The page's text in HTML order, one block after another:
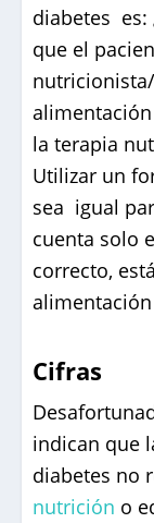
diabetes es:
que el
la terapia
Utilizar un
sea igual
cuenta solo
correcto,
Cifras
indican que
diabetes no
nutrición o